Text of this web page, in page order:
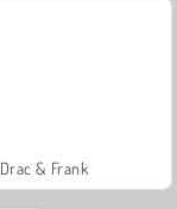
Drac & Frank